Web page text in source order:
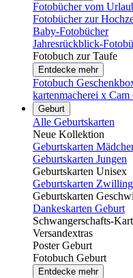
Fotobücher vom
Fotobücher zur
Baby-Fotobücher
Jahresrückblick-
Fotobuch zur Taufe
Entdecke mehr
Fotobuch
kartenmacherei x Cam
Geburt
Alle Geburtskarten
Neue Kollektion
Geburtskarten
Geburtskarten Jungen
Geburtskarten Unisex
Geburtskarten
Geburtskarten
Dankeskarten Geburt
Schwangerschafts-
Versandextras
Poster Geburt
Fotobuch Geburt
Entdecke mehr